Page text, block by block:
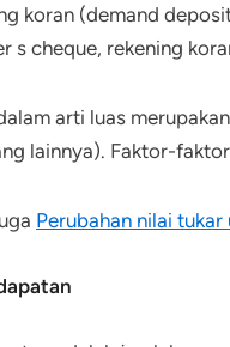
koran (demand
s cheque, rekening
arti luas
lainnya). Faktor-
Perubahan nilai